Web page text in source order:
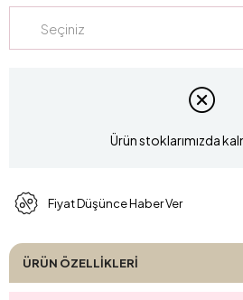
Ürün stoklarımızda
Fiyat Düşünce Haber Ver
ÜRÜN ÖZELLIKLERI